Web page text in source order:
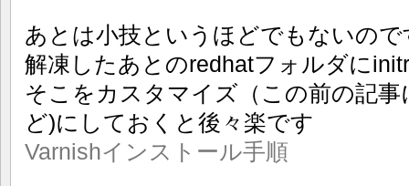
あとは小技というほどでもないので
解凍したあとのredhatフォルダに
そこをカスタマイズ（この前の記
ど)にしておくと後々楽です
Varnishインストール手順